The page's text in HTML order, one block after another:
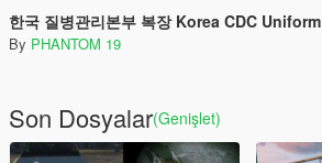
한국 질병관리본부 복장 Korea CDC Uniform
By PHANTOM 19
Son Dosyalar(Genişlet)